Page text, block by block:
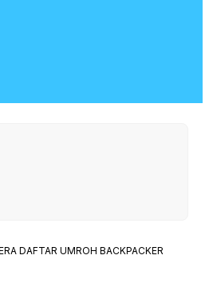
DAFTAR UMROH BACKPACKER